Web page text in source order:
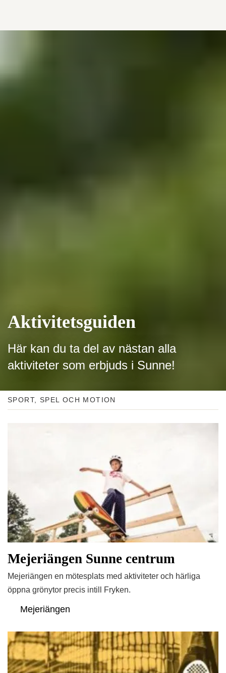
Aktivitets­guiden
Här kan du ta del av nästan alla
aktiviteter som erbjuds i Sunne!
SPORT, SPEL OCH MOTION
Mejeriängen Sunne centrum
Mejeriängen en mötesplats med aktiviteter och härliga
öppna grönytor precis intill Fryken.
Mejeriängen